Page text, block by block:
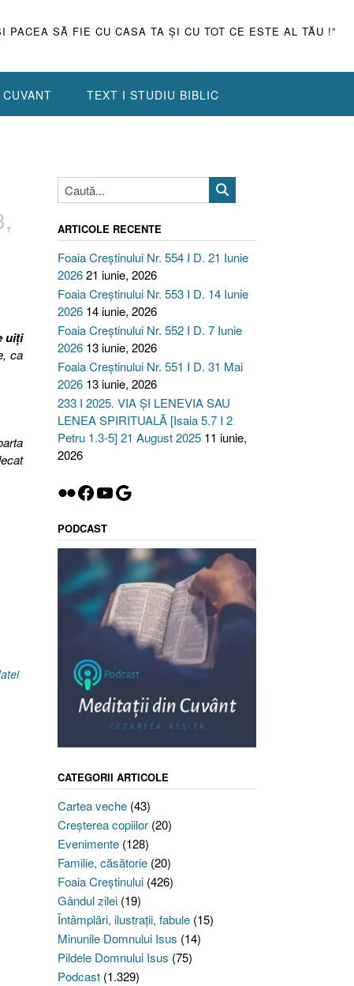
SĂ FIE CU CASA TA ŞI CU TOT CE ESTE AL TĂU !”
TEXT I STUDIU BIBLIC
uiţi
ca
ARTICOLE RECENTE
Foaia Creștinului Nr. 554 I D. 21 Iunie
202621 iunie, 2026
Foaia Creștinului Nr. 553 I D. 14 Iunie
2026 14 iunie, 2026
Foaia Creștinului Nr. 552 I D. 7 Iunie
2026 13 iunie, 2026
Foaia Creștinului Nr. 551 I D. 31 Mai
2026 13 iunie, 2026
233 I 2025. VIA ȘI LENEVIA SAU
LENEA SPIRITUALĂ [Isaia 5.7 I 2
Petru 1.3-5] 21 August 2025 11 iunie,
2026
Flickr
Facebook
YouTube
Google
PODCAST
CATEGORII ARTICOLE
Cartea veche(43)
Creşterea copiilor(20)
Evenimente(128)
Familie, căsătorie(20)
Foaia Creştinului(426)
Gândul zilei(19)
Întâmplări, ilustraţii, fabule(15)
Minunile Domnului Isus (14)
Pildele Domnului Isus (75)
Podcast(1.329)